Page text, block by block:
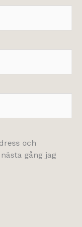
och
gång jag